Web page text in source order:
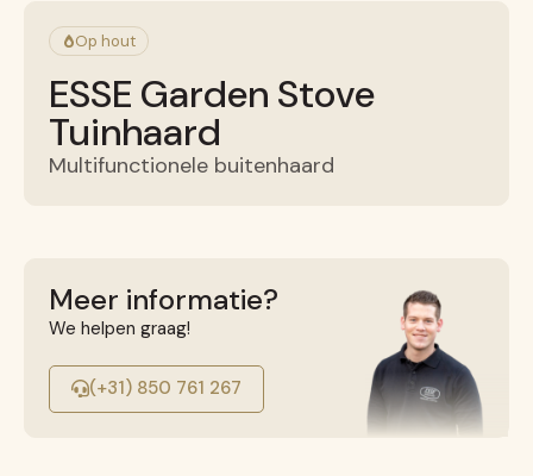
Op hout
ESSE Garden Stove
Tuinhaard
Multifunctionele buitenhaard
Meer informatie?
We helpen graag!
(+31) 850 761 267